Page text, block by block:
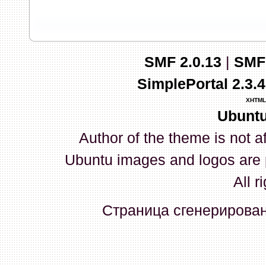
03 Апреля 2026, 10:02:33
whookey:GenKass: с
03 Апреля 2026, 05:22:56
GenKass:По тому же
02 Апреля 2026, 12:56:37
GenKass:Всем доброго
серии (6592) 1-1245, 3-
прошить до 7926, чтобы
Атол 11 видится в системе
SMF 2.0.13|
SimplePortal
XHTML
Author of the theme is not
Ubuntu images and logos
All
Страница